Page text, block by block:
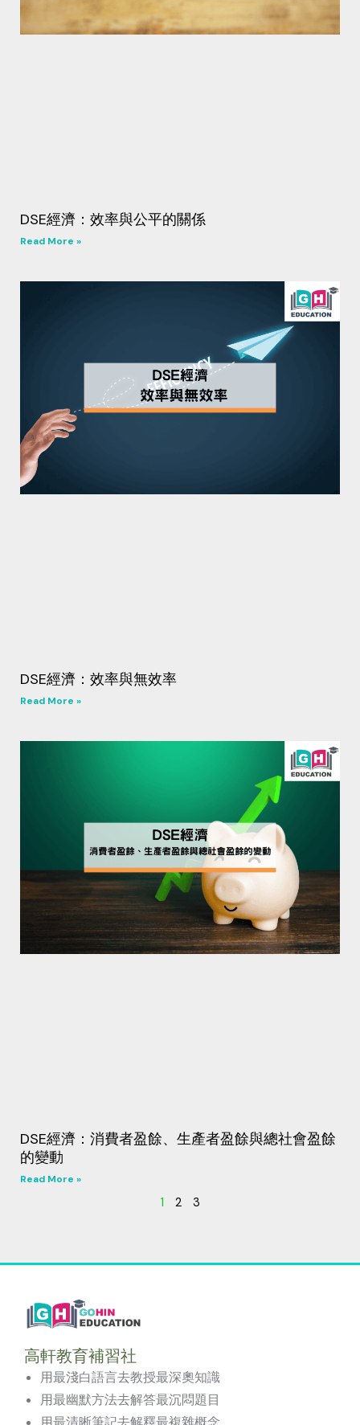
DSE經濟：效率與公平的關係
Read More »
DSE經濟：效率與無效率
Read More »
DSE經濟：消費者盈餘、生產者盈餘與總社會盈餘
的變動
Read More »
1 2 3
高軒教育補習社
用最淺白語言去教授最深奧知識
用最幽默方法去解答最沉悶題目